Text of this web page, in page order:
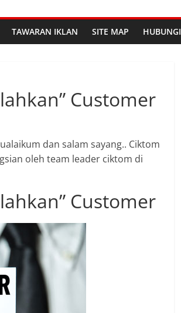
TAWARAN IKLAN SITE MAP HUBUNGI
Customer
dan salam sayang.. Ciktom
oleh team leader ciktom di
Customer